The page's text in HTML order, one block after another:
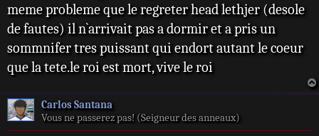
meme probleme que le regreter head lethjer (desole
de fautes) il n`arrivait pas a dormir et a pris un
sommnifer tres puissant qui endort autant le coeur
que la tete.le roi est mort, vive le roi
Carlos Santana
Vous ne passerez pas! (Seigneur des anneaux)